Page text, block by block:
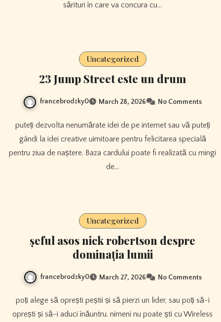
sărituri în care va concura cu…
Uncategorized
23 Jump Street este un drum
francebrodzky0 March 28, 2026 No Comments
puteți dezvolta nenumărate idei de pe internet sau vă puteți
gândi la idei creative uimitoare pentru felicitarea specială
pentru ziua de naștere. Baza cardului poate fi realizată cu mingi
de…
Uncategorized
șeful asos nick robertson despre
dominația lumii
francebrodzky0 March 27, 2026 No Comments
poți alege să oprești peștii și să pierzi un lider, sau poți să-i
oprești și să-i aduci înăuntru. nimeni nu poate ști cu Wireless